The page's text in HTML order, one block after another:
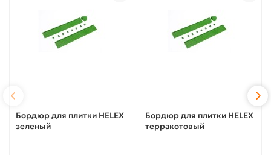
Бордюр для плитки HELEX
зеленый
Бордюр для плитки HELEX
терракотовый